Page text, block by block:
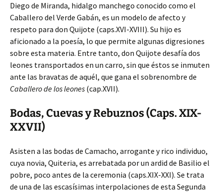
Diego de Miranda, hidalgo manchego conocido como el
Caballero del Verde Gabán, es un modelo de afecto y
respeto para don Quijote (caps.XVI-XVIII). Su hijo es
aficionado a la poesía, lo que permite algunas digresiones
sobre esta materia. Entre tanto, don Quijote desafía dos
leones transportados en un carro, sin que éstos se inmuten
ante las bravatas de aquél, que gana el sobrenombre de
Caballero de los leones (cap.XVII).
Bodas, Cuevas y Rebuznos (Caps. XIX-
XXVII)
Asisten a las bodas de Camacho, arrogante y rico individuo,
cuya novia, Quiteria, es arrebatada por un ardid de Basilio el
pobre, poco antes de la ceremonia (caps.XIX-XXI). Se trata
de una de las escasísimas interpolaciones de esta Segunda